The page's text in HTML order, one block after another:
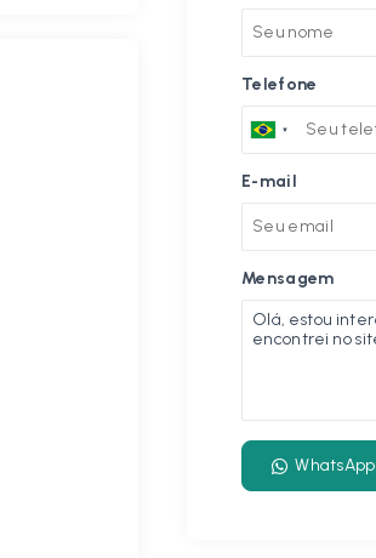
Telefone
E-mail
Mensagem
WhatsApp